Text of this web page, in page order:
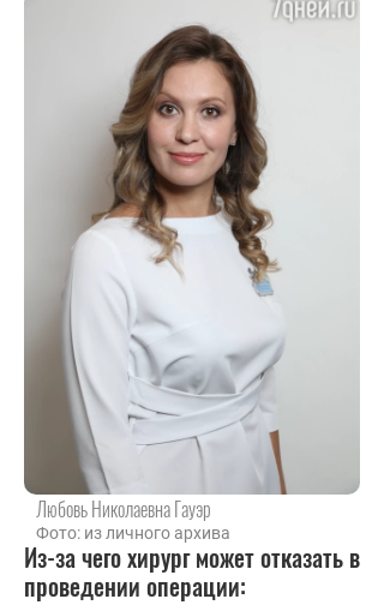
Любовь Николаевна Гауэр
Фото: из личного архива
Из-за чего хирург может отказать в
проведении операции: